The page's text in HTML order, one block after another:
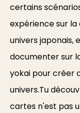
certains
expérience sur
univers japonais,
documenter sur
yokai pour créer
univers.Tu
cartes n'est pas